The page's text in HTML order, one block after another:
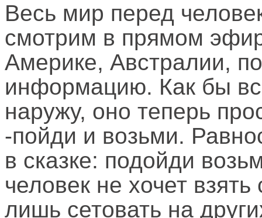
Весь мир перед
смотрим в прямом
Америке, Австралии,
информацию. Как бы
наружу, оно теперь
-пойди и возьми.
в сказке: подойди
человек не хочет
лишь сетовать на